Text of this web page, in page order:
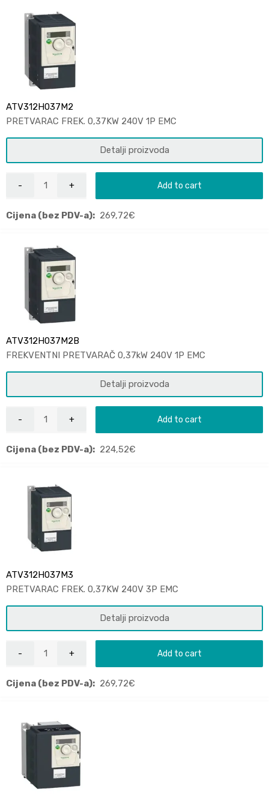
ATV312H037M2
PRETVARAC FREK. 0,37KW 240V 1P EMC
Detalji proizvoda
Add to cart
Cijena (bez PDV-a): 269,72€
ATV312H037M2B
FREKVENTNI PRETVARAČ 0,37kW 240V 1P EMC
Detalji proizvoda
Add to cart
Cijena (bez PDV-a): 224,52€
ATV312H037M3
PRETVARAC FREK. 0,37KW 240V 3P EMC
Detalji proizvoda
Add to cart
Cijena (bez PDV-a): 269,72€